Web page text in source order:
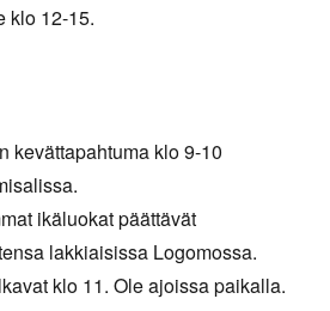
klo 12-15.
kevättapahtuma klo 9-10
ikäluokat päättävät
lakkiaisissa Logomossa.
klo 11. Ole ajoissa paikalla.